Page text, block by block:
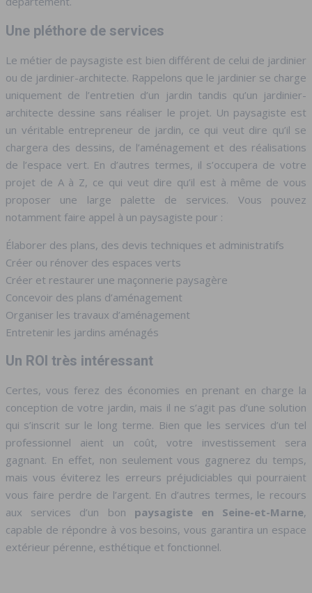
Une pléthore de services
Le métier de paysagiste est bien différent de celui de jardinier
ou de jardinier-architecte. Rappelons que le jardinier se charge
uniquement de l’entretien d’un jardin tandis qu’un jardinier-
architecte dessine sans réaliser le projet. Un paysagiste est
un véritable entrepreneur de jardin, ce qui veut dire qu’il se
chargera des dessins, de l’aménagement et des réalisations
de l’espace vert. En d’autres termes, il s’occupera de votre
projet de A à Z, ce qui veut dire qu’il est à même de vous
proposer une large palette de services. Vous pouvez
notamment faire appel à un paysagiste pour :
Élaborer des plans, des devis techniques et administratifs
Créer ou rénover des espaces verts
Créer et restaurer une maçonnerie paysagère
Concevoir des plans d’aménagement
Organiser les travaux d’aménagement
Entretenir les jardins aménagés
Un ROI très intéressant
Certes, vous ferez des économies en prenant en charge la
conception de votre jardin, mais il ne s’agit pas d’une solution
qui s’inscrit sur le long terme. Bien que les services d’un tel
professionnel aient un coût, votre investissement sera
gagnant. En effet, non seulement vous gagnerez du temps,
mais vous éviterez les erreurs préjudiciables qui pourraient
vous faire perdre de l’argent. En d’autres termes, le recours
aux services d’un bon paysagiste en Seine-et-Marne,
capable de répondre à vos besoins, vous garantira un espace
extérieur pérenne, esthétique et fonctionnel.